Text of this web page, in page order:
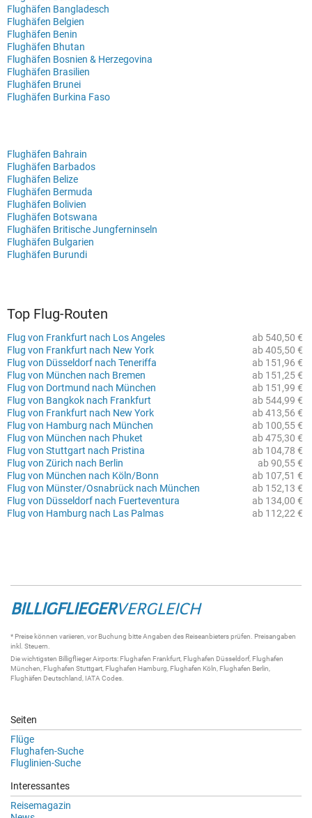
Flughäfen Bangladesch
Flughäfen Belgien
Flughäfen Benin
Flughäfen Bhutan
Flughäfen Bosnien & Herzegovina
Flughäfen Brasilien
Flughäfen Brunei
Flughäfen Burkina Faso
Flughäfen Bahrain
Flughäfen Barbados
Flughäfen Belize
Flughäfen Bermuda
Flughäfen Bolivien
Flughäfen Botswana
Flughäfen Britische Jungferninseln
Flughäfen Bulgarien
Flughäfen Burundi
Top Flug-Routen
ab 540,50 €
Flug von Frankfurt nach Los Angeles
ab 405,50 €
Flug von Frankfurt nach New York
ab 151,96 €
Flug von Düsseldorf nach Teneriffa
ab 151,25 €
Flug von München nach Bremen
ab 151,99 €
Flug von Dortmund nach München
ab 544,99 €
Flug von Bangkok nach Frankfurt
ab 413,56 €
Flug von Frankfurt nach New York
ab 100,55 €
Flug von Hamburg nach München
ab 475,30 €
Flug von München nach Phuket
ab 104,78 €
Flug von Stuttgart nach Pristina
ab 90,55 €
Flug von Zürich nach Berlin
ab 107,51 €
Flug von München nach Köln/Bonn
ab 152,13 €
Flug von Münster/Osnabrück nach München
ab 134,00 €
Flug von Düsseldorf nach Fuerteventura
ab 112,22 €
Flug von Hamburg nach Las Palmas
BILLIGFLIEGERVERGLEICH
* Preise können variieren, vor Buchung bitte Angaben des Reiseanbieters prüfen. Preisangaben
inkl. Steuern.
Die wichtigsten BilligfliegerAirports: Flughafen Frankfurt Flughafen Düsseldorf, Flughafen
München Flughafen Stuttgart Flughafen Hamburg Flughafen Köln Flughafen Berlin
Flughäfen Deutschland
IATA Codes
Seiten
Flüge
Flughafen-Suche
Fluglinien-Suche
Interessantes
Reisemagazin